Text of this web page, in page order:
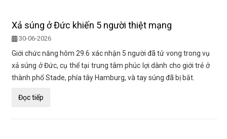
Xả súng ở Đức khiến 5 người thiệt mạng
30-06-2026
Giới chức năng hôm 29.6 xác nhận 5 người đã tử vong trong vụ
xả súng ở Đức, cụ thể tại trung tâm phúc lợi dành cho giới trẻ ở
thành phố Stade, phía tây Hamburg, và tay súng đã bị bắt.
Đọc tiếp